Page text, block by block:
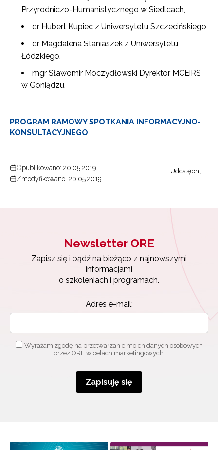
Przyrodniczo-Humanistycznego w Siedlcach,
dr Hubert Kupiec z Uniwersytetu Szczecińskiego,
dr Magdalena Staniaszek z Uniwersytetu
Łódzkiego,
mgr Sławomir Moczydłowski Dyrektor MCEiRS
w Goniądzu.
PROGRAM RAMOWY SPOTKANIA INFORMACYJNO-
KONSULTACYJNEGO
Opublikowano: 20.05.2019
Zmodyfikowano: 20.05.2019
Udostępnij
Newsletter ORE
Zapisz się i bądź na bieżąco z najnowszymi
informacjami
o szkoleniach i programach.
Adres e-mail:
Wyrażam zgodę na przetwarzanie moich danych osobowych
przez ORE w celach marketingowych.
Zapisuję się
Newsletter ORE
Zapisz się i bądź na bieżąco z najnowszymi
Adres e-mail:
Zapisuję się